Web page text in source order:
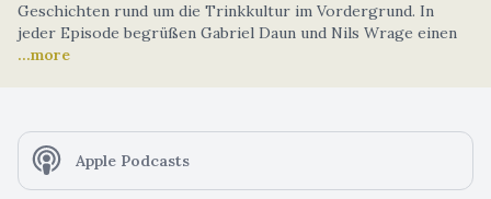
Geschichten rund um die Trinkkultur im Vordergrund. In
jeder Episode begrüßen Gabriel Daun und Nils Wrage einen
...more
Apple Podcasts